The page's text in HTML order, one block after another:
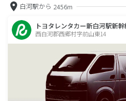
白河駅から 2456m
トヨタレンタカー新白河駅新
西白河郡西郷村字前山東14